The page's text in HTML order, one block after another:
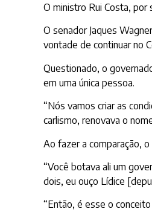
O ministro Rui Costa, por
O senador Jaques
vontade de continuar no
Questionado, o
em uma única pessoa.
“Nós vamos criar as
carlismo, renovava o
Ao fazer a comparação,
“Você botava ali um
dois, eu ouço Lídice
“Então, é esse o